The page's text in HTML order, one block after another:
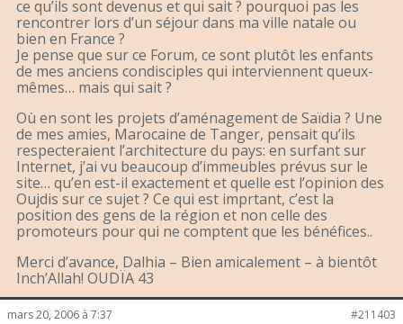
ce qu’ils sont devenus et qui sait ? pourquoi pas les
rencontrer lors d’un séjour dans ma ville natale ou
bien en France ?
Je pense que sur ce Forum, ce sont plutôt les enfants
de mes anciens condisciples qui interviennent queux-
mêmes… mais qui sait ?
Où en sont les projets d’aménagement de Saïdia ? Une
de mes amies, Marocaine de Tanger, pensait qu’ils
respecteraient l’architecture du pays: en surfant sur
Internet, j’ai vu beaucoup d’immeubles prévus sur le
site… qu’en est-il exactement et quelle est l’opinion des
Oujdis sur ce sujet ? Ce qui est imprtant, c’est la
position des gens de la région et non celle des
promoteurs pour qui ne comptent que les bénéfices..
Merci d’avance, Dalhia – Bien amicalement – à bientôt
Inch’Allah! OUDÏA 43
mars 20, 2006 à 7:37 #211403